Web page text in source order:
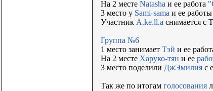
На 2 месте Natasha и ее работа
3 место у Sami-sama и ее работы
Участник A.ke.ll.a снимается с
Группа №6
1 место занимает Тэй и ее
На 2 месте Харуко-тян и ее
3 место поделили ДжЭмилия с
Так же по итогам голосования